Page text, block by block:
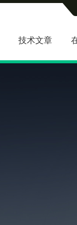
技术文章